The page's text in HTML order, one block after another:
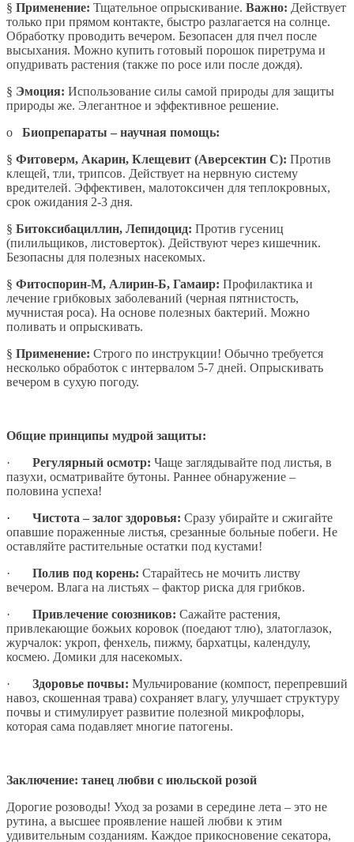
§ Применение: Тщательное опрыскивание. Важно: Действует
только при прямом контакте, быстро разлагается на солнце.
Обработку проводить вечером. Безопасен для пчел после
высыхания. Можно купить готовый порошок пиретрума и
опудривать растения (также по росе или после дождя).
§ Эмоция: Использование силы самой природы для защиты
природы же. Элегантное и эффективное решение.
o Биопрепараты – научная помощь:
§ Фитоверм, Акарин, Клещевит (Аверсектин С): Против
клещей, тли, трипсов. Действует на нервную систему
вредителей. Эффективен, малотоксичен для теплокровных,
срок ожидания 2-3 дня.
§ Битоксибациллин, Лепидоцид: Против гусениц
(пилильщиков, листоверток). Действуют через кишечник.
Безопасны для полезных насекомых.
§ Фитоспорин-М, Алирин-Б, Гамаир: Профилактика и
лечение грибковых заболеваний (черная пятнистость,
мучнистая роса). На основе полезных бактерий. Можно
поливать и опрыскивать.
§ Применение: Строго по инструкции! Обычно требуется
несколько обработок с интервалом 5-7 дней. Опрыскивать
вечером в сухую погоду.
Общие принципы мудрой защиты:
· Регулярный осмотр: Чаще заглядывайте под листья, в
пазухи, осматривайте бутоны. Раннее обнаружение –
половина успеха!
· Чистота – залог здоровья: Сразу убирайте и сжигайте
опавшие пораженные листья, срезанные больные побеги. Не
оставляйте растительные остатки под кустами!
· Полив под корень: Старайтесь не мочить листву
вечером. Влага на листьях – фактор риска для грибков.
· Привлечение союзников: Сажайте растения,
привлекающие божьих коровок (поедают тлю), златоглазок,
журчалок: укроп, фенхель, пижму, бархатцы, календулу,
космею. Домики для насекомых.
· Здоровье почвы: Мульчирование (компост, перепревший
навоз, скошенная трава) сохраняет влагу, улучшает структуру
почвы и стимулирует развитие полезной микрофлоры,
которая сама подавляет многие патогены.
Заключение: танец любви с июльской розой
Дорогие розоводы! Уход за розами в середине лета – это не
рутина, а высшее проявление нашей любви к этим
удивительным созданиям. Каждое прикосновение секатора,